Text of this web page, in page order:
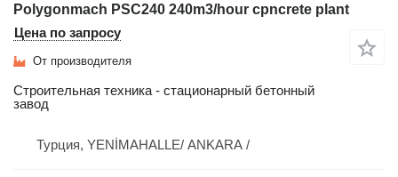
Polygonmach PSC240 240m3/hour cpncrete plant
Цена по запросу
От производителя
Строительная техника - стационарный бетонный
завод
Турция, YENİMAHALLE/ ANKARA /